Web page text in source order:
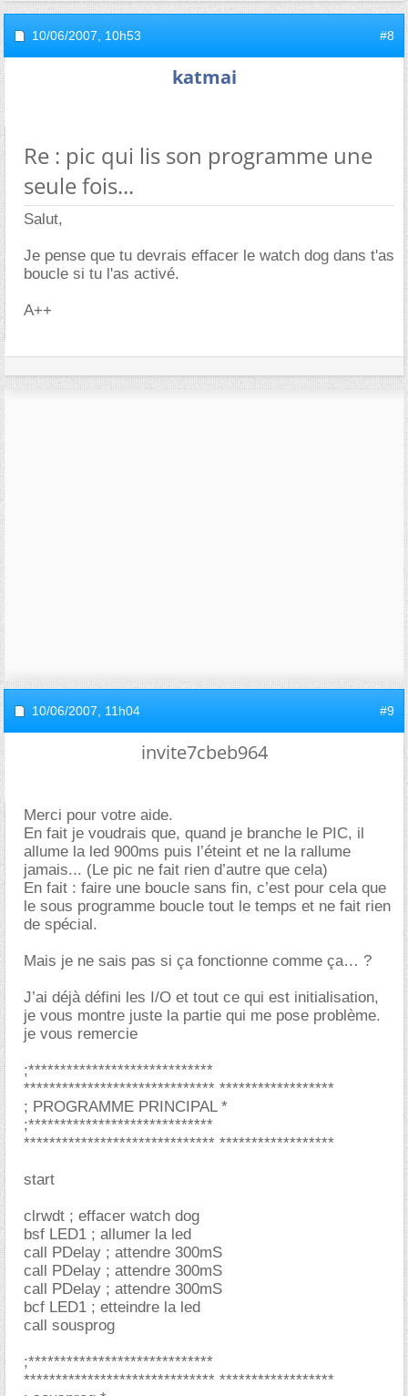
10/06/2007, 10h53 #8
katmai
Re : pic qui lis son programme une
seule fois...
Salut,
Je pense que tu devrais effacer le watch dog dans t'as
boucle si tu l'as activé.
A++
10/06/2007, 11h04 #9
invite7cbeb964
Merci pour votre aide.
En fait je voudrais que, quand je branche le PIC, il
allume la led 900ms puis l’éteint et ne la rallume
jamais... (Le pic ne fait rien d’autre que cela)
En fait : faire une boucle sans fin, c’est pour cela que
le sous programme boucle tout le temps et ne fait rien
de spécial.
Mais je ne sais pas si ça fonctionne comme ça… ?
J’ai déjà défini les I/O et tout ce qui est initialisation,
je vous montre juste la partie qui me pose problème.
je vous remercie
;*****************************
****************************** ******************
; PROGRAMME PRINCIPAL *
;*****************************
****************************** ******************
start
clrwdt ; effacer watch dog
bsf LED1 ; allumer la led
call PDelay ; attendre 300mS
call PDelay ; attendre 300mS
call PDelay ; attendre 300mS
bcf LED1 ; etteindre la led
call sousprog
;*****************************
****************************** ******************